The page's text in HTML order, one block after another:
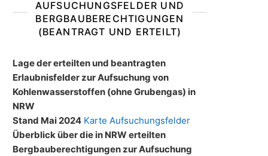
AUFSUCHUNGSFELDER UND
BERGBAUBERECHTIGUNGEN
(BEANTRAGT UND ERTEILT)
Lage der erteilten und beantragten
Erlaubnisfelder zur Aufsuchung von
Kohlenwasserstoffen (ohne Grubengas) in
NRW
Stand Mai 2024 Karte Aufsuchungsfelder
Überblick über die in NRW erteilten
Bergbauberechtigungen zur Aufsuchung